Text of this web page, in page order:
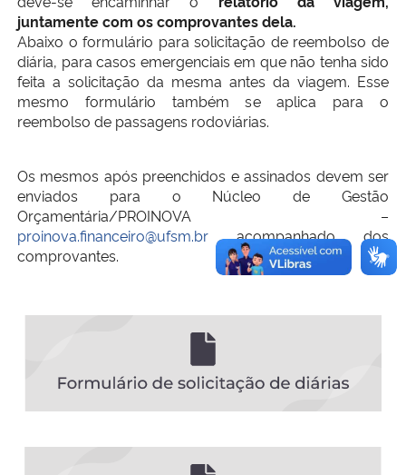
Banco Central do Brasil
Planalto
juntamente com os comprovantes dela.
Abaixo o formulário para solicitação de reembolso de
diária, para casos emergenciais em que não tenha sido
feita a solicitação da mesma antes da viagem. Esse
mesmo formulário também se aplica para o
reembolso de passagens rodoviárias.
Os mesmos após preenchidos e assinados devem ser
enviados para o Núcleo de Gestão
Orçamentária/PROINOVA –
proinova.financeiro@ufsm.br acompanhado dos
comprovantes.